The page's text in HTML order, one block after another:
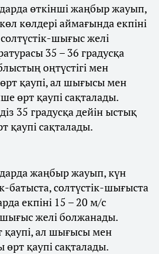
өткінші жаңбыр жауып,
көлдері аймағында екпіні
шығыс желі
35 – 36 градусқа
оңтүстігі мен
қаупі, ал шығысы мен
өрт қаупі сақталады.
35 градусқа дейін ыстық
қаупі сақталады.
жаңбыр жауып, күн
батыста, солтүстік-шығыста
екпіні 15 – 20 м/с
желі болжанады.
қаупі, ал шығысы мен
өрт қаупі сақталады.